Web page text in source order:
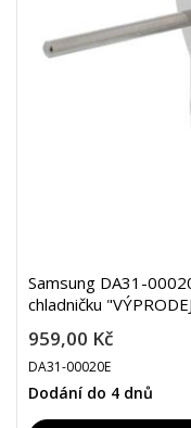
Samsung DA31-
chladničku
959,00 Kč
DA31-00020E
Dodání do 4 dnů